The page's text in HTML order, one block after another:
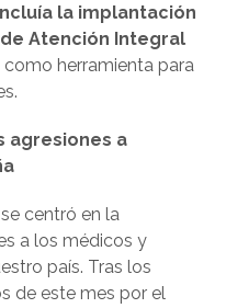
la implantación
Atención Integral
como herramienta para
agresiones a
centró en la
a los médicos y
país. Tras los
de este mes por el